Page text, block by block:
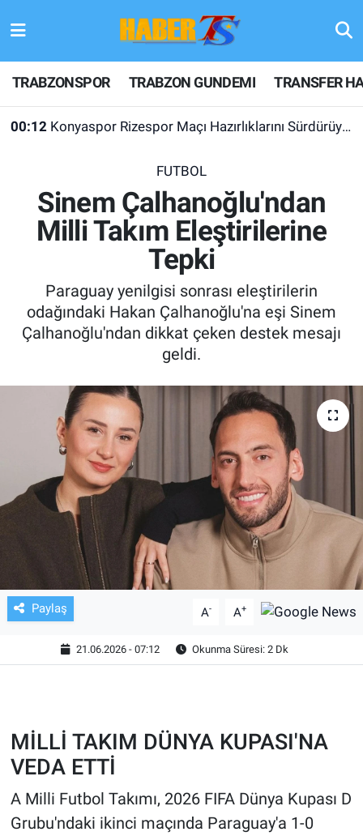
TRABZONSPOR TRABZON GUNDEMI TRANSFER
00:12 Konyaspor Rizespor Maçı Hazırlıklarını Sürdürüyor
FUTBOL
Sinem Çalhanoğlu'ndan
Milli Takım Eleştirilerine
Tepki
Paraguay yenilgisi sonrası eleştirilerin
odağındaki Hakan Çalhanoğlu'na eşi Sinem
Çalhanoğlu'ndan dikkat çeken destek mesajı
geldi.
Paylaş A- A+
21.06.2026 - 07:12 Okunma Süresi: 2 Dk
MİLLİ TAKIM DÜNYA KUPASI'NA
VEDA ETTİ
A Milli Futbol Takımı, 2026 FIFA Dünya Kupası D
Grubu'ndaki ikinci maçında Paraguay'a 1-0
TRABZONSPOR
TRABZON GUNDEMI
KULİS MEYDANI
FUTBOL
TV VE SİNEMA
BASKETBOL
SAĞLIK
GENEL
KÜLTÜR SANAT
ASAYİŞ
EKONOMİ
HABERDE İNSAN
POLİTİKA
Hava Durumu
Trafik Durumu
Son Dakika Haberleri